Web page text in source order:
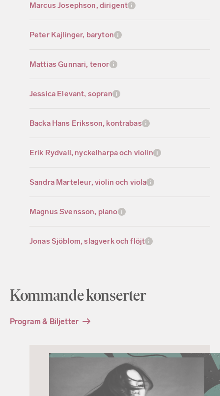
Marcus Josephson, dirigent
Peter Kajlinger, baryton
Mattias Gunnari, tenor
Jessica Elevant, sopran
Backa Hans Eriksson, kontrabas
Erik Rydvall, nyckelharpa och violin
Sandra Marteleur, violin och viola
Magnus Svensson, piano
Jonas Sjöblom, slagverk och flöjt
Kommande konserter
Program & Biljetter